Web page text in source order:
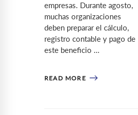
empresas. Durante agosto,
muchas organizaciones
deben preparar el cálculo,
registro contable y pago de
este beneficio …
READ MORE